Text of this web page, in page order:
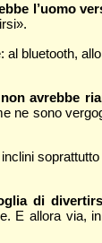
l’uomo
al bluetooth,
avrebbe
ne sono
di
E allora via,